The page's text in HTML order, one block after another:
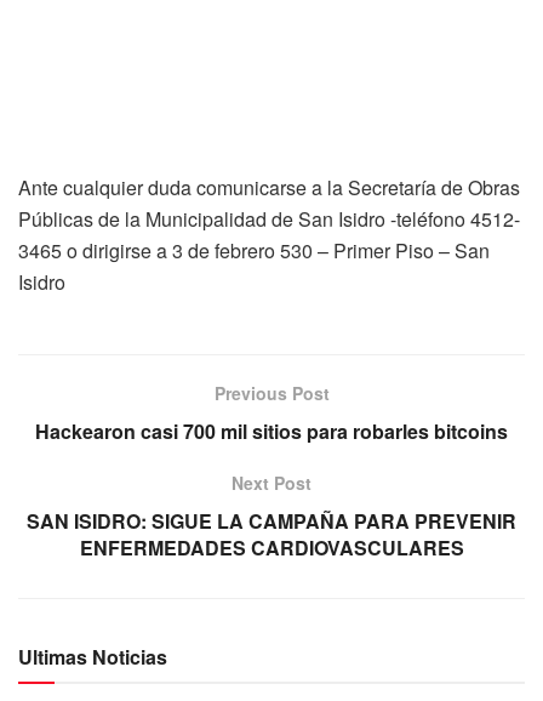
Ante cualquier duda comunicarse a la Secretaría de Obras
Públicas de la Municipalidad de San Isidro -teléfono 4512-
3465 o dirigirse a 3 de febrero 530 – Primer Piso – San
Isidro
Previous Post
Hackearon casi 700 mil sitios para robarles bitcoins
Next Post
SAN ISIDRO: SIGUE LA CAMPAÑA PARA PREVENIR
ENFERMEDADES CARDIOVASCULARES
Ultimas Noticias